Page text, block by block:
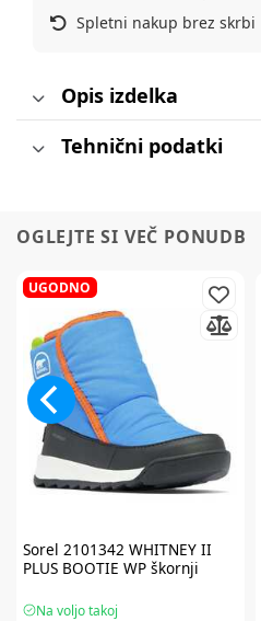
Spletni nakup brez skrbi
Opis izdelka
Tehnični podatki
OGLEJTE SI VEČ PONUDB
UGODNO
Sorel 2101342 WHITNEY II
PLUS BOOTIE WP škornji
Na voljo takoj